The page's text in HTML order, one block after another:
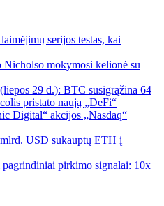
serijos testas, kai
Nicholso mokymosi kelionė su
29 d.): BTC susigrąžina 64
pristato naują „DeFi“
Digital“ akcijos „Nasdaq“
USD sukauptų ETH į
pirkimo signalai: 10x